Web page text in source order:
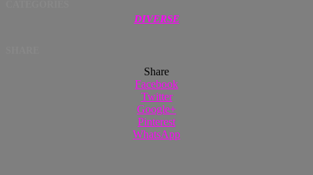
DIVERSE
Share
Facebook
Twitter
Google+
Pinterest
WhatsApp